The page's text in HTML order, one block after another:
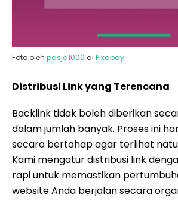
Foto oleh pasja1000 di Pixabay
Distribusi Link yang Terencana
Backlink tidak boleh diberikan
dalam jumlah banyak. Proses ini
secara bertahap agar terlihat
Kami mengatur distribusi link
rapi untuk memastikan
website Anda berjalan secara